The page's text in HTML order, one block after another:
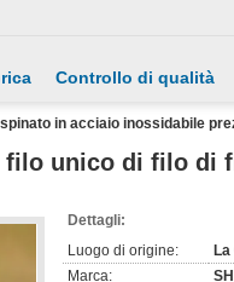
Controllo di qualità
in acciaio inossidabile
filo unico di filo di
Dettagli:
Luogo di origine:
Marca: